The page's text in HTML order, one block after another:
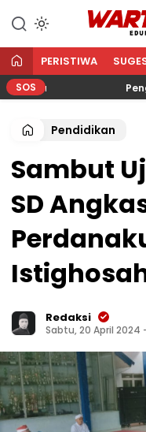
WARTA
PERISTIWA
SOS Pengurus
Pendidikan
Sambut
SD
Redaksi
Sabtu, 20 April 2024